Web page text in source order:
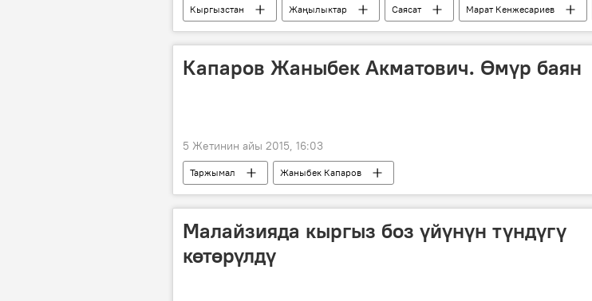
Кыргызстан Жаңылыктар Саясат Марат Кенжесариев
комитет
президент буйрук
Капаров Жаныбек Акматович. Өмүр баян
5 Жетинин айы 2015, 16:03
Таржымал Жаныбек Капаров
Малайзияда кыргыз боз үйүнүн түндүгү
көтөрүлдү